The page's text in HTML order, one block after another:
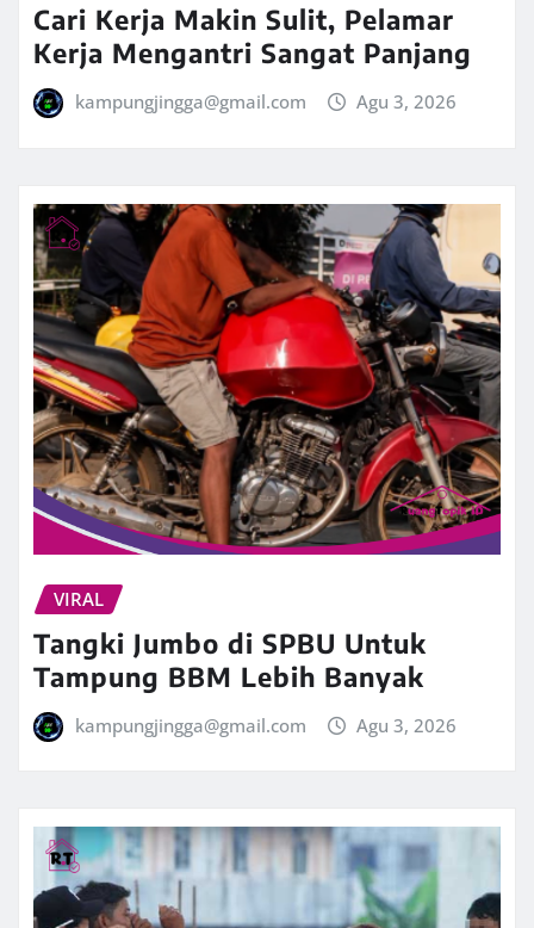
Cari Kerja Makin Sulit, Pelamar
Kerja Mengantri Sangat Panjang
kampungjingga@gmail.com Agu 3, 2026
VIRAL
Tangki Jumbo di SPBU Untuk
Tampung BBM Lebih Banyak
kampungjingga@gmail.com Agu 3, 2026